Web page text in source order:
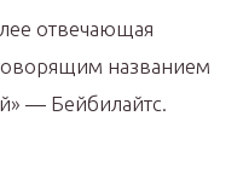
отвечающая
названием
— Бейбилайтс.